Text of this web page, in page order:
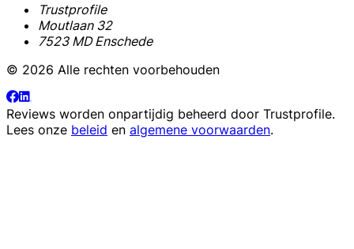
Trustprofile
Moutlaan 32
7523 MD Enschede
© 2026 Alle rechten voorbehouden
Reviews worden onpartijdig beheerd door Trustprofile.
Lees onze beleid en algemene voorwaarden.